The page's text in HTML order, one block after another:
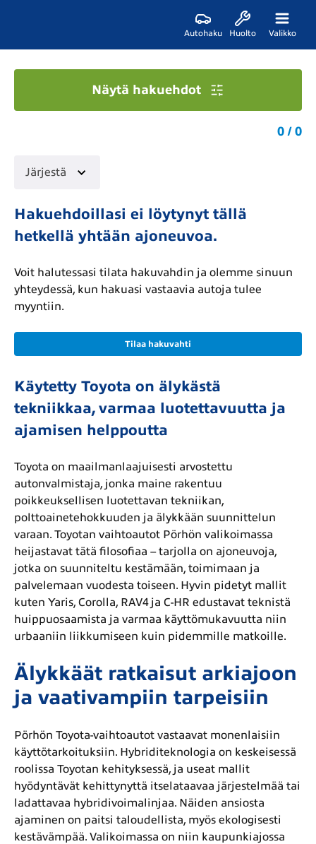
Autohaku Huolto Valikko
Näytä hakuehdot
0 / 0
Järjestä
Hakuehdoillasi ei löytynyt tällä
hetkellä yhtään ajoneuvoa.
Voit halutessasi tilata hakuvahdin ja olemme sinuun
yhteydessä, kun hakuasi vastaavia autoja tulee
myyntiin.
Tilaa hakuvahti
Käytetty Toyota on älykästä
tekniikkaa, varmaa luotettavuutta ja
ajamisen helppoutta
Toyota on maailmanlaajuisesti arvostettu
autonvalmistaja, jonka maine rakentuu
poikkeuksellisen luotettavan tekniikan,
polttoainetehokkuuden ja älykkään suunnittelun
varaan. Toyotan vaihtoautot Pörhön valikoimassa
heijastavat tätä filosofiaa – tarjolla on ajoneuvoja,
jotka on suunniteltu kestämään, toimimaan ja
palvelemaan vuodesta toiseen. Hyvin pidetyt mallit
kuten Yaris, Corolla, RAV4 ja C-HR edustavat teknistä
huippuosaamista ja varmaa käyttömukavuutta niin
urbaaniin liikkumiseen kuin pidemmille matkoille.
Älykkäät ratkaisut arkiajoon
ja vaativampiin tarpeisiin
Pörhön Toyota-vaihtoautot vastaavat monenlaisiin
käyttötarkoituksiin. Hybriditeknologia on keskeisessä
roolissa Toyotan kehityksessä, ja useat mallit
hyödyntävät kehittynyttä itselataavaa järjestelmää tai
ladattavaa hybridivoimalinjaa. Näiden ansiosta
ajaminen on paitsi taloudellista, myös ekologisesti
kestävämpää. Valikoimassa on niin kaupunkiajossa